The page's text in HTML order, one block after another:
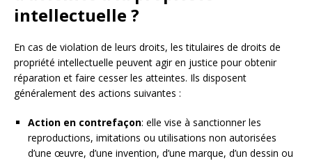
intellectuelle ?
En cas de violation de leurs droits, les titulaires de droits de
propriété intellectuelle peuvent agir en justice pour obtenir
réparation et faire cesser les atteintes. Ils disposent
généralement des actions suivantes :
Action en contrefaçon: elle vise à sanctionner les
reproductions, imitations ou utilisations non autorisées
d’une œuvre, d’une invention, d’une marque, d’un dessin ou